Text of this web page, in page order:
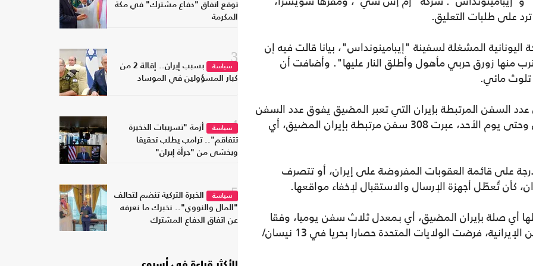
على طلبات التعليق.
المشغلة لسفينة "إيبامينونداس"، بيانا قالت فيه إن
منها زورق حربي مأهول وأطلق النار عليها". وأضافت أن
تلوث مائي.
السفن المرتبطة بإيران التي تعبر المضيق يفوق عدد السفن
غير المرتبطة بها، فمنذ الثاني من آذار/ مارس وحتى يوم الأحد، عبرت 308 سفن مرتبطة بإيران المضيق، أي
على قائمة العقوبات المفروضة على إيران، أو تتصرف
كأن تُعطّل أجهزة الإرسال والاستقبال لإخفاء مواقعها.
عبرت 90 سفينة لا تربطها أي صلة بإيران المضيق، أي بمعدل ثلاث سفن يوميا، وفقا
لبيانات لويدز ليست، في محاولة لوقف السفن الإيرانية، فرضت الولايات المتحدة حصارا بحريا في 13 نيسان/
توقع اتفاق "دفاع مشترك" في مكة
المكرمة
3
سياسة
بسبب إيران.. إقالة 2 من
كبار المسؤولين في الموساد
4سياسة
أزمة "تسريبات الذخيرة
تتفاقم".. ترامب يطلب تحقيقا
ويخشى من "جرأة إيران"
5سياسة
الخبرة التركية تنضم لتحالف
"المال والنووي".. نخبرك ما نعرفه
عن اتفاق الدفاع المشترك